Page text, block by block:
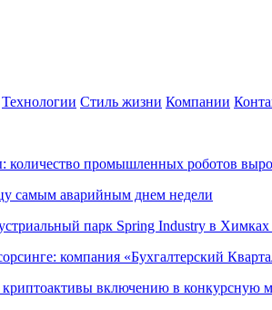
Технологии Стиль жизни Компании
количество промышленных роботов
самым аварийным днем недели
парк Spring Industry в
компания «Бухгалтерский
включению в конкурсную